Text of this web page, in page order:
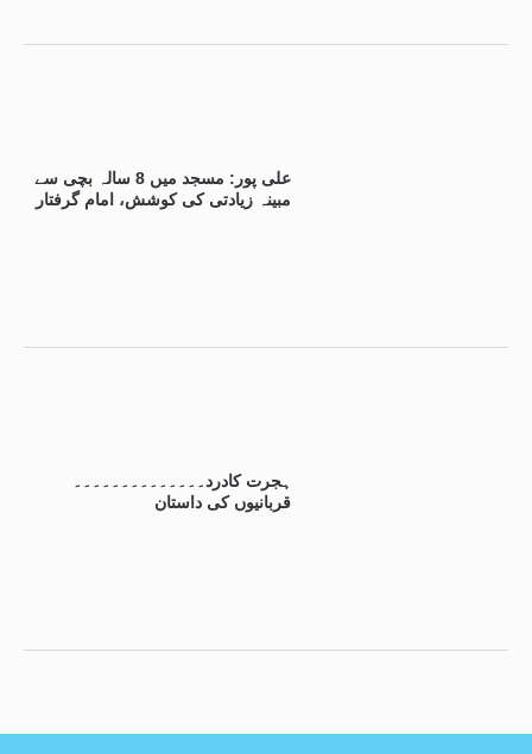
علی پور: مسجد میں 8 سالہ بچی سے
مبینہ زیادتی کی کوشش، امام گرفتار
ہجرت کادرد۔۔۔۔۔۔۔۔۔۔۔۔۔۔
قربانیوں کی داستان